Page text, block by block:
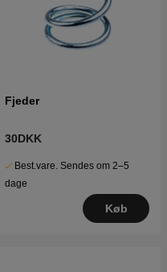
Fjeder
30DKK
Best.vare. Sendes om 2–5
dage
Køb